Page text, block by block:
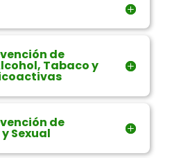
de
Tabaco y
de
Sexual